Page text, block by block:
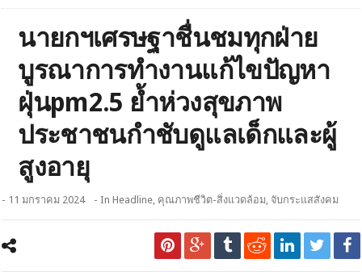
นายกฯเศรษฐาชื่นชมทุกฝ่าย
บูรณาการทำงานแก้ไขปัญหา
ฝุ่นpm2.5 ย้ำห่วงสุขภาพ
ประชาชนกำชับดูแลเด็กและผู้
สูงอายุ
- 11 มกราคม 2024 - InHeadline, คุณภาพชีวิต-สิ่งแวดล้อม, จับกระแสสังคม